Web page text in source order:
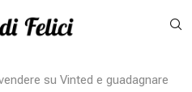
su Vinted e guadagnare